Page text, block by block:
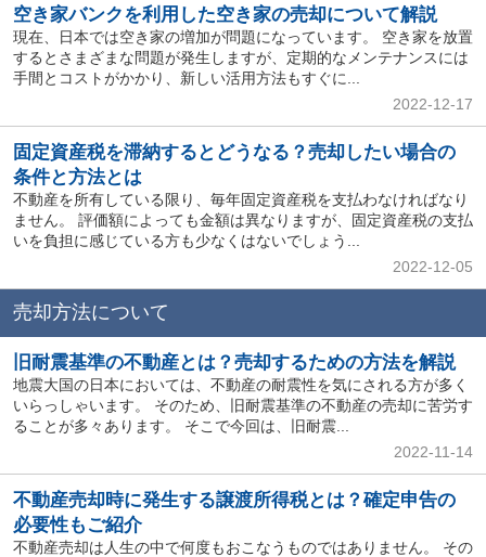
空き家バンクを利用した空き家の売却について解説
現在、日本では空き家の増加が問題になっています。 空き家を放置
するとさまざまな問題が発生しますが、定期的なメンテナンスには
手間とコストがかかり、新しい活用方法もすぐに...
2022-12-17
固定資産税を滞納するとどうなる？売却したい場合の
条件と方法とは
不動産を所有している限り、毎年固定資産税を支払わなければなり
ません。 評価額によっても金額は異なりますが、固定資産税の支払
いを負担に感じている方も少なくはないでしょう...
2022-12-05
売却方法について
旧耐震基準の不動産とは？売却するための方法を解説
地震大国の日本においては、不動産の耐震性を気にされる方が多く
いらっしゃいます。 そのため、旧耐震基準の不動産の売却に苦労す
ることが多々あります。 そこで今回は、旧耐震...
2022-11-14
不動産売却時に発生する譲渡所得税とは？確定申告の
必要性もご紹介
不動産売却は人生の中で何度もおこなうものではありません。 その